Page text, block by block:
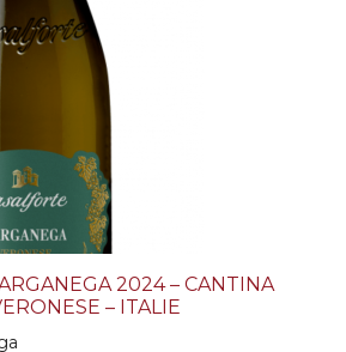
2024 – CANTINA
– ITALIE